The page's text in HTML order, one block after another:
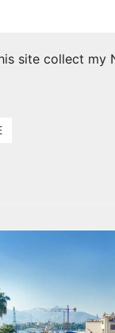
site collect my